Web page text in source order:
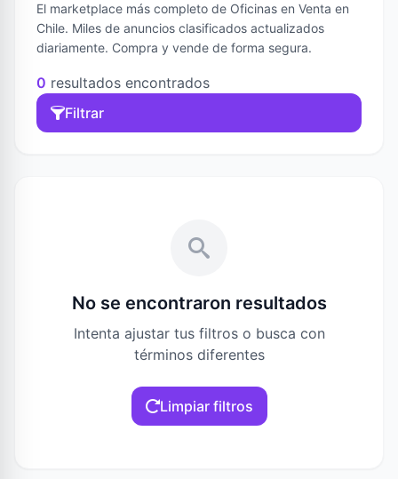
El marketplace más completo de Oficinas en Venta en
Chile. Miles de anuncios clasificados actualizados
diariamente. Compra y vende de forma segura.
0 resultados encontrados
Filtrar
No se encontraron resultados
Intenta ajustar tus filtros o busca con
términos diferentes
Limpiar filtros